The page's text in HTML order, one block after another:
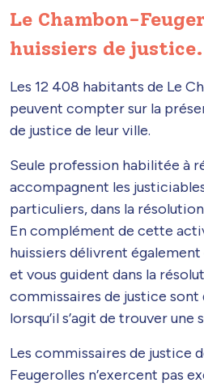
Le Chambon-
huissiers de justice.
Les 12 408 habitants de Le
peuvent compter sur la
de justice de leur ville.
Seule profession habilitée à
accompagnent les
particuliers, dans la
En complément de cette
huissiers délivrent
et vous guident dans la
commissaires de justice sont
lorsqu’il s’agit de trouver
Les commissaires de justice
Feugerolles n’exercent pas